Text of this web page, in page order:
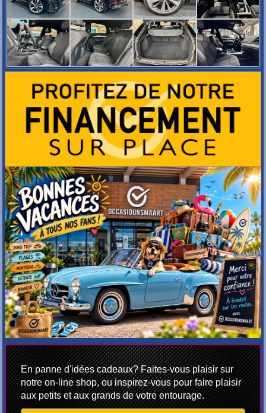
En panne d'idées cadeaux? Faites-vous plaisir sur
notre on-line shop, ou inspirez-vous pour faire plaisir
aux petits et aux grands de votre entourage.